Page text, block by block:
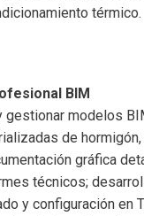
térmico.
BIM
gestionar modelos
de
gráfica
técnicos;
y configuración en